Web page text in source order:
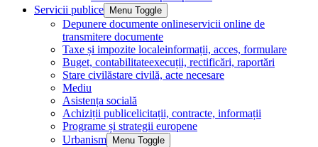
Servicii publice
Menu Toggle
Depunere documente onlineservicii online de
transmitere documente
Taxe și impozite localeinformații, acces, formulare
Buget, contabilitateexecuții, rectificări, raportări
Stare civilăstare civilă, acte necesare
Mediu
Asistența socială
Achiziții publicelicitații, contracte, informații
Programe și strategii europene
Urbanism
Menu Toggle